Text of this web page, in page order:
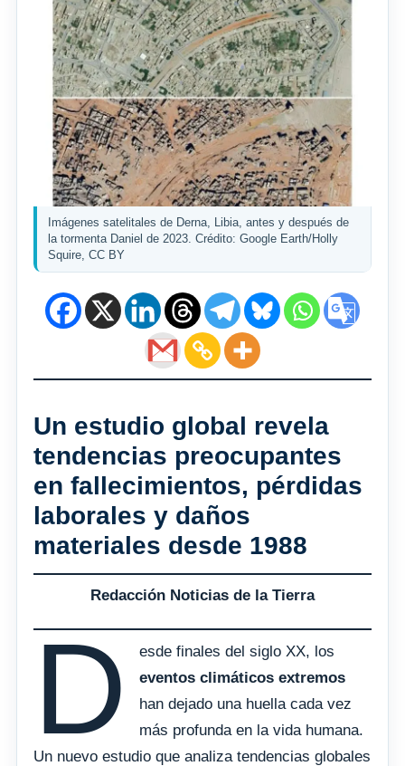
Imágenes satelitales de Derna, Libia, antes y después de
la tormenta Daniel de 2023. Crédito: Google Earth/Holly
Squire, CC BY
Un estudio global revela
tendencias preocupantes
en fallecimientos, pérdidas
laborales y daños
materiales desde 1988
Redacción Noticias de la Tierra
D
esde finales del siglo XX, los
eventos climáticos extremos
han dejado una huella cada vez
más profunda en la vida humana.
Un nuevo estudio que analiza tendencias globales